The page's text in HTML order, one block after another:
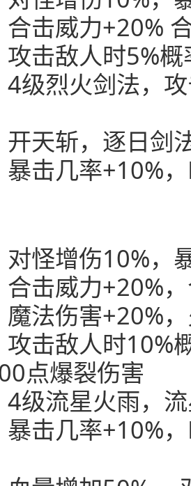
合击威力+20%
攻击敌人时5%
4级烈火剑法，
开天斩，逐日剑
暴击几率+10%
对怪增伤10%，
合击威力+20%
魔法伤害+20%
攻击敌人时10%
点爆裂伤害
4级流星火雨，
暴击几率+10%